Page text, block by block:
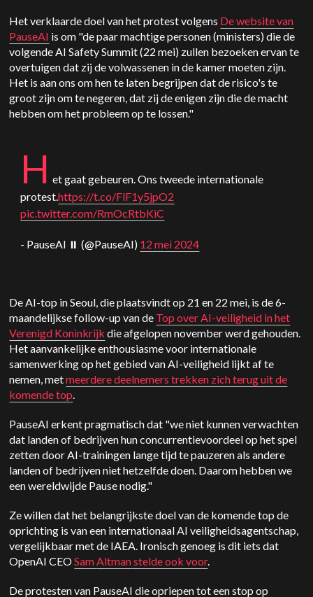
Het verklaarde doel van het protest volgens De website van
PauseAI is om "de paar machtige personen (ministers) die de
volgende AI Safety Summit (22 mei) zullen bezoeken ervan te
overtuigen dat zij de volwassenen in de kamer moeten zijn.
Het is aan ons om hen te laten begrijpen dat de risico's te
groot zijn om te negeren, dat zij de enigen zijn die de macht
hebben om het probleem op te lossen."
H et gaat gebeuren. Ons tweede internationale
protest.https://t.co/FlF1y5jpO2
pic.twitter.com/RmOcRtbKiC
- PauseAI ⏸ (@PauseAI) 12 mei 2024
De AI-top in Seoul, die plaatsvindt op 21 en 22 mei, is de 6-
maandelijkse follow-up van de Top over AI-veiligheid in het
Verenigd Koninkrijk die afgelopen november werd gehouden.
Het aanvankelijke enthousiasme voor internationale
samenwerking op het gebied van AI-veiligheid lijkt af te
nemen, metmeerdere deelnemers trekken zich terug uit de
komende top.
PauseAI erkent pragmatisch dat "we niet kunnen verwachten
dat landen of bedrijven hun concurrentievoordeel op het spel
zetten door AI-trainingen lange tijd te pauzeren als andere
landen of bedrijven niet hetzelfde doen. Daarom hebben we
een wereldwijde Pause nodig."
Ze willen dat het belangrijkste doel van de komende top de
oprichting is van een internationaal AI veiligheidsagentschap,
vergelijkbaar met de IAEA. Ironisch genoeg is dit iets dat
OpenAI CEOSamAltmanstelde ook voor.
De protesten van PauseAI die opriepen tot een stop op